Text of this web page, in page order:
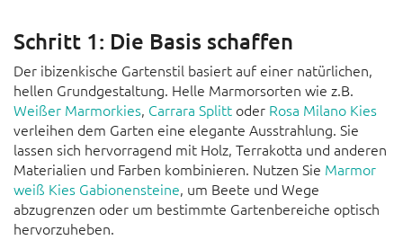
Schritt 1: Die Basis schaffen
Der ibizenkische Gartenstil basiert auf einer natürlichen,
hellen Grundgestaltung. Helle Marmorsorten wie z.B.
Weißer Marmorkies, Carrara Splitt oder Rosa Milano Kies
verleihen dem Garten eine elegante Ausstrahlung. Sie
lassen sich hervorragend mit Holz, Terrakotta und anderen
Materialien und Farben kombinieren. Nutzen Sie Marmor
weiß Kies Gabionensteine, um Beete und Wege
abzugrenzen oder um bestimmte Gartenbereiche optisch
hervorzuheben.